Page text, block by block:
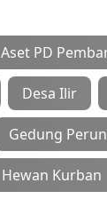
Aset PD
Desa Ilir
Gedung
Hewan Kurban